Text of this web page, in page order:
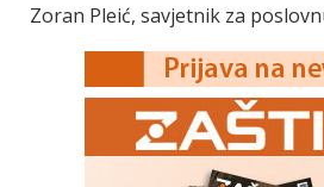
Zoran Pleić, savjetnik za